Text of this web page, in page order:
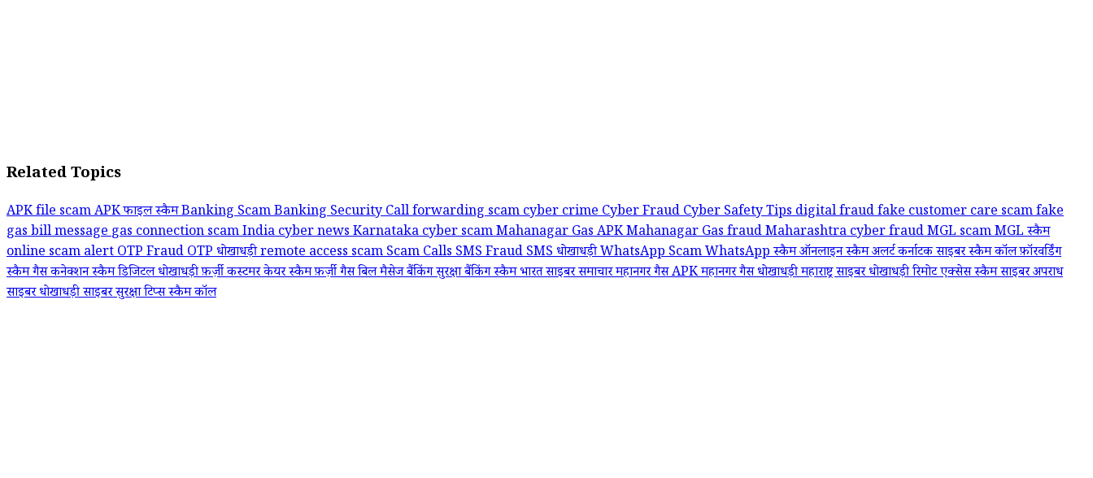
Related Topics
APK file scamAPK फाइल स्कैमBanking ScamBanking SecurityCall forwarding scamcyber crimeCyber FraudCyber Safety Tipsdigital fraudfake customer care scamfake
gas bill messagegas connection scamIndia cyber newsKarnataka cyber scamMahanagar Gas APKMahanagar Gas fraudMaharashtra cyber fraudMGL scamMGL स्कैम
online scam alertOTP FraudOTP धोखाधड़ीremote access scamScam CallsSMS FraudSMS धोखाधड़ीWhatsApp ScamWhatsApp स्कैमऑनलाइन स्कैम अलर्टकर्नाटक साइबर स्कैमकॉल फ़ॉरवर्डिंग
स्कैमगैस कनेक्शन स्कैमडिजिटल धोखाधड़ीफ़र्ज़ी कस्टमर केयर स्कैमफ़र्ज़ी गैस बिल मैसेजबैंकिंग सुरक्षाबैंकिंग स्कैमभारत साइबर समाचारमहानगर गैस APKमहानगर गैस धोखाधड़ीमहाराष्ट्र साइबर धोखाधड़ीरिमोट एक्सेस स्कैमसाइबर अपराध
साइबर धोखाधड़ीसाइबर सुरक्षा टिप्सस्कैम कॉल